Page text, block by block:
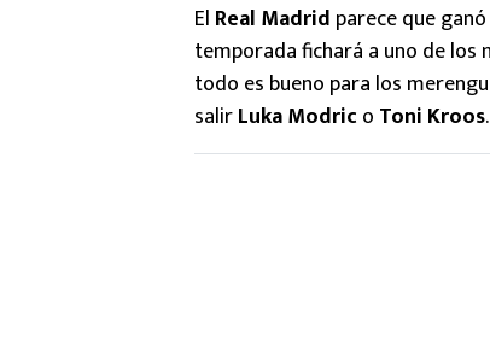
El Real Madrid parece que
temporada fichará a uno de los
todo es bueno para los
salirLuka Modric o Toni Kroos.